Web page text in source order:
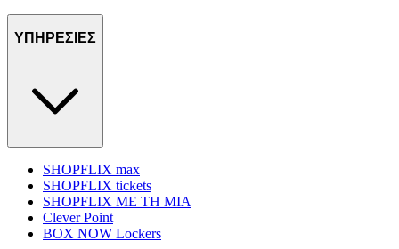
ΥΠΗΡΕΣΙΕΣ
SHOPFLIX max
SHOPFLIX tickets
SHOPFLIX ΜΕ ΤΗ ΜΙΑ
Clever Point
BOX NOW Lockers